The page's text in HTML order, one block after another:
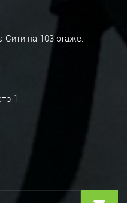
на 103 этаже.
1